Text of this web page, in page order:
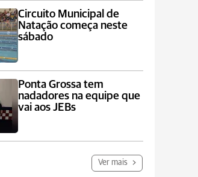
Circuito Municipal de
Natação começa neste
sábado
Ponta Grossa tem
nadadores na equipe que
vai aos JEBs
Ver mais